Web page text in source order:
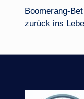
Boomerang-
zurück ins